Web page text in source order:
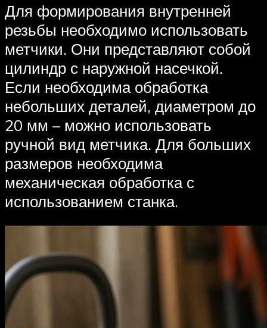
Для формирования внутренней
резьбы необходимо использовать
метчики. Они представляют собой
цилиндр с наружной насечкой.
Если необходима обработка
небольших деталей, диаметром до
20 мм – можно использовать
ручной вид метчика. Для больших
размеров необходима
механическая обработка с
использованием станка.